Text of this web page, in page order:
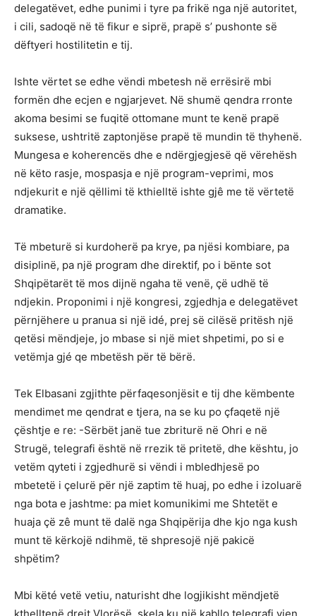
delegatëvet, edhe punimi i tyre pa frikë nga një autoritet,
i cili, sadoqë në të fikur e siprë, prapë s’ pushonte së
dëftyeri hostilitetin e tij.
Ishte vërtet se edhe vëndi mbetesh në errësirë mbi
formën dhe ecjen e ngjarjevet. Në shumë qendra rronte
akoma besimi se fuqitë ottomane munt te kenë prapë
suksese, ushtritë zaptonjëse prapë të mundin të thyhenë.
Mungesa e koherencës dhe e ndërgjegjesë që vërehësh
në këto rasje, mospasja e një program-veprimi, mos
ndjekurit e një qëllimi të kthielltë ishte gjê me të vërtetë
dramatike.
Të mbeturë si kurdoherë pa krye, pa njësi kombiare, pa
disiplinë, pa një program dhe direktif, po i bënte sot
Shqipëtarët të mos dijnë ngaha të venë, çë udhë të
ndjekin. Proponimi i një kongresi, zgjedhja e delegatëvet
përnjëhere u pranua si një idé, prej së cilësë pritësh një
qetësi mëndjeje, jo mbase si një miet shpetimi, po si e
vetëmja gjé qe mbetësh për të bërë.
Tek Elbasani zgjithte përfaqesonjësit e tij dhe këmbente
mendimet me qendrat e tjera, na se ku po çfaqetë një
çështje e re: -Sërbët janë tue zbriturë në Ohri e në
Strugë, telegrafi është në rrezik të pritetë, dhe kështu, jo
vetëm qyteti i zgjedhurë si vëndi i mbledhjesë po
mbetetë i çelurë për një zaptim të huaj, po edhe i izoluarë
nga bota e jashtme: pa miet komunikimi me Shtetët e
huaja çë zê munt të dalë nga Shqipërija dhe kjo nga kush
munt të kërkojë ndihmë, të shpresojë një pakicë
shpëtim?
Mbi këté vetë vetiu, naturisht dhe logjikisht mëndjetë
kthelltenë drejt Vlorësë, skela ku një kabllo telegrafi vjen